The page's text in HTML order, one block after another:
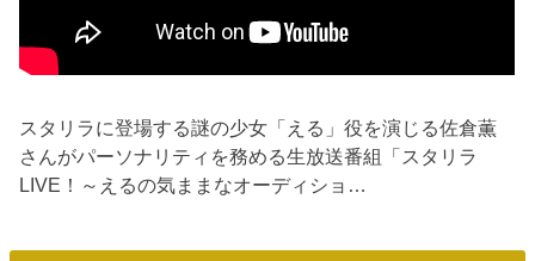
スタリラに登場する謎の少女「える」役を演じる佐倉薫
さんがパーソナリティを務める生放送番組「スタリラ
LIVE！～えるの気ままなオーディショ…